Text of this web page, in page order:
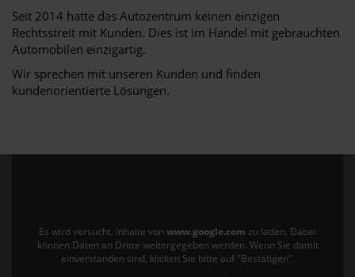
Seit 2014 hatte das Autozentrum keinen einzigen
Rechtsstreit mit Kunden. Dies ist im Handel mit gebrauchten
Automobilen einzigartig.
Wir sprechen mit unseren Kunden und finden
kundenorientierte Lösungen.
Es wird versucht, Inhalte von www.google.com zu laden. Dabei
können Daten an Dritte weitergegeben werden. Wenn Sie damit
einverstanden sind, klicken Sie bitte auf "Bestätigen".